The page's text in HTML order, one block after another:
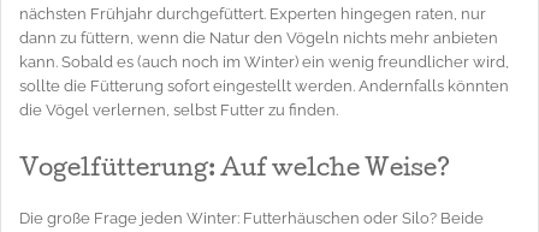
nächsten Frühjahr durchgefüttert. Experten hingegen raten, nur
dann zu füttern, wenn die Natur den Vögeln nichts mehr anbieten
kann. Sobald es (auch noch im Winter) ein wenig freundlicher wird,
sollte die Fütterung sofort eingestellt werden. Andernfalls könnten
die Vögel verlernen, selbst Futter zu finden.
Vogelfütterung: Auf welche Weise?
Die große Frage jeden Winter: Futterhäuschen oder Silo? Beide